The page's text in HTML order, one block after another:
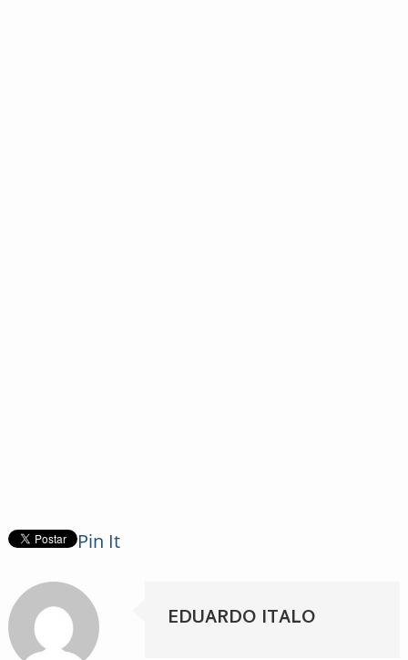
Pin It
EDUARDO ITALO